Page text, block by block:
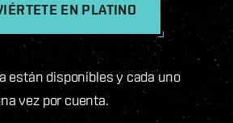
EN PLATINO
están disponibles y cada uno
vez por cuenta.